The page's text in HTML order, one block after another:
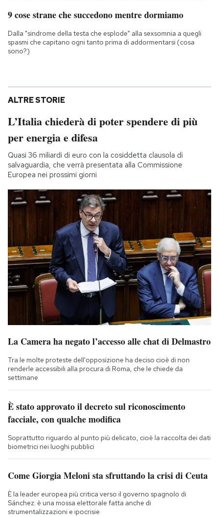
9 cose strane che succedono mentre dormiamo
Dalla "sindrome della testa che esplode" alla sexsomnia a quegli
spasmi che capitano ogni tanto prima di addormentarsi (cosa
sono?)
ALTRE STORIE
L’Italia chiederà di poter spendere di più
per energia e difesa
Quasi 36 miliardi di euro con la cosiddetta clausola di
salvaguardia, che verrà presentata alla Commissione
Europea nei prossimi giorni
La Camera ha negato l’accesso alle chat di Delmastro
Tra le molte proteste dell'opposizione ha deciso cioè di non
renderle accessibili alla procura di Roma, che le chiede da
settimane
È stato approvato il decreto sul riconoscimento
facciale, con qualche modifica
Soprattutto riguardo al punto più delicato, cioè la raccolta dei dati
biometrici nei luoghi pubblici
Come Giorgia Meloni sta sfruttando la crisi di Ceuta
È la leader europea più critica verso il governo spagnolo di
Sánchez: è una mossa elettorale fatta anche di
strumentalizzazioni e ipocrisie